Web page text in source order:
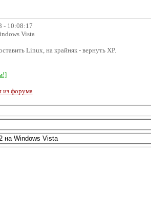
- 10:08:17
Vista
Linux, на крайняк - вернуть XP.
из форума